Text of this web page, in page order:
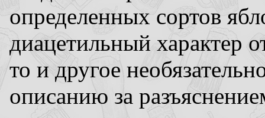
определенных сортов
диацетильный характер
то и другое
описанию за